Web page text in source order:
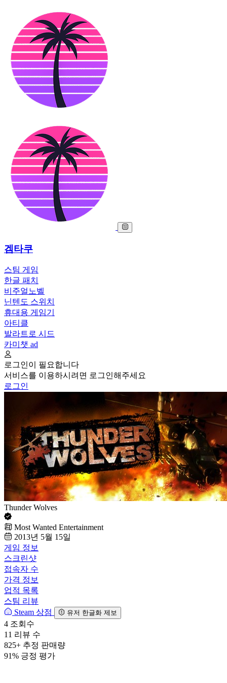
겜타쿠
스팀 게임
한글 패치
비주얼노벨
닌텐도 스위치
휴대용 게임기
아티클
발라트로 시드
카미챗 ad
로그인이 필요합니다
서비스를 이용하시려면 로그인해주세요
로그인
Thunder Wolves
Most Wanted Entertainment
2013년 5월 15일
게임 정보
스크린샷
접속자 수
가격 정보
업적 목록
스팀 리뷰
Steam 상점
유저 한글화 제보
4 조회수
11 리뷰 수
825+ 추정 판매량
91% 긍정 평가